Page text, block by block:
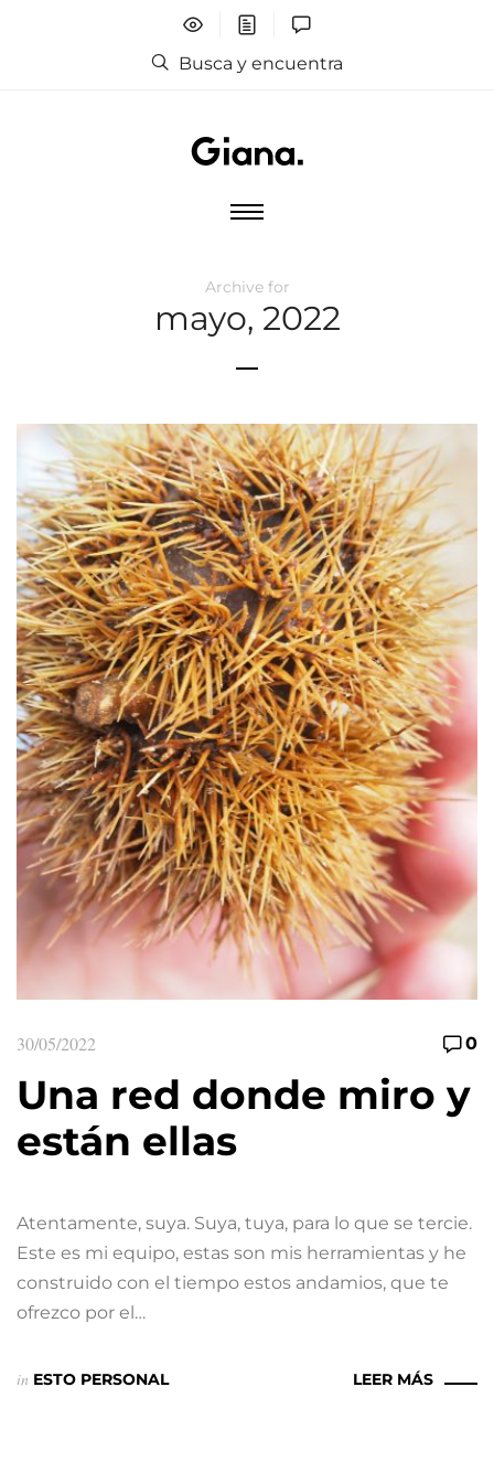
Busca y encuentra
Archive for
mayo, 2022
30/05/2022 0
Una red donde miro y
están ellas
Atentamente, suya. Suya, tuya, para lo que se tercie.
Este es mi equipo, estas son mis herramientas y he
construido con el tiempo estos andamios, que te
ofrezco por el…
in ESTO PERSONAL LEER MÁS